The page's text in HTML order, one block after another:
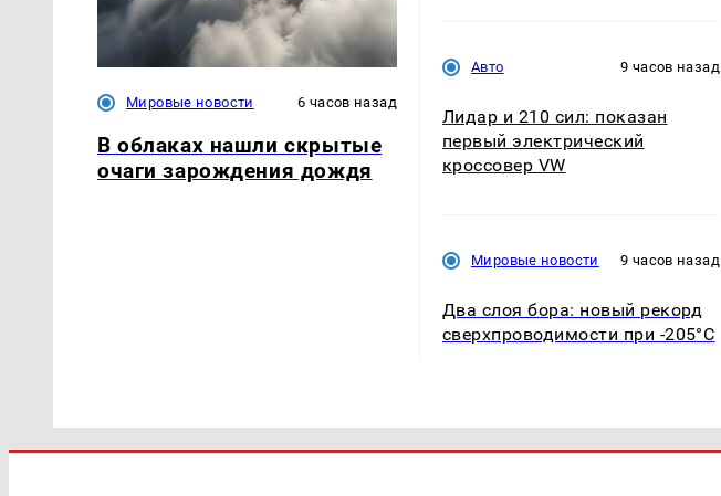
Мировые новости 6 часов назад
В облаках нашли скрытые
очаги зарождения дождя
Авто 9 часов назад
Лидар и 210 сил: показан
первый электрический
кроссовер VW
Мировые новости 9 часов назад
Два слоя бора: новый рекорд
сверхпроводимости при -205°C